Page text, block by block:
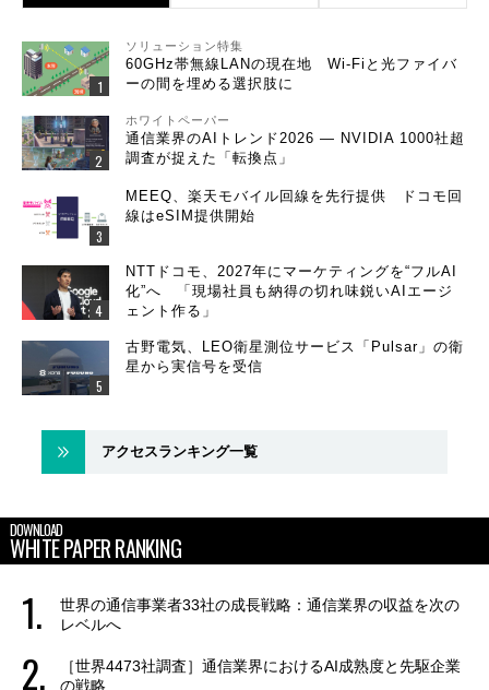
ソリューション特集
60GHz帯無線LANの現在地 Wi-Fiと光ファイバ
ーの間を埋める選択肢に
ホワイトペーパー
通信業界のAIトレンド2026 ― NVIDIA 1000社超
調査が捉えた「転換点」
MEEQ、楽天モバイル回線を先行提供 ドコモ回
線はeSIM提供開始
NTTドコモ、2027年にマーケティングを“フルAI
化”へ 「現場社員も納得の切れ味鋭いAIエージ
ェント作る」
古野電気、LEO衛星測位サービス「Pulsar」の衛
星から実信号を受信
アクセスランキング一覧
DOWNLOAD
WHITE PAPER RANKING
世界の通信事業者33社の成長戦略：通信業界の収益を次の
レベルへ
［世界4473社調査］通信業界におけるAI成熟度と先駆企業
の戦略